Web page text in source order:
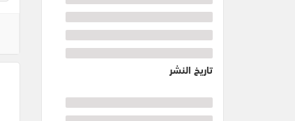
تاريخ النشر